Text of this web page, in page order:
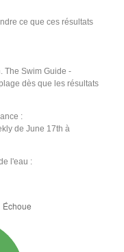
ce que ces résultats
The Swim Guide -
dès que les résultats
:
de June 17th à
l'eau :